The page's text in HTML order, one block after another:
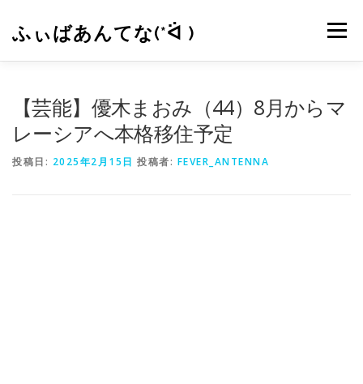
ふぃばあんてな(*ᐛ ) メニュー
【芸能】優木まおみ（44）8月からマ
レーシアへ本格移住予定
投稿日: 2025年2月15日 投稿者: FEVER_ANTENNA